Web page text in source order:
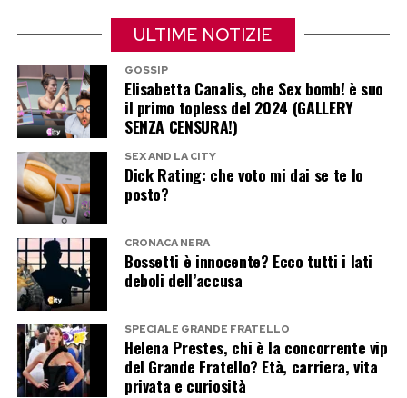
ULTIME NOTIZIE
GOSSIP
Elisabetta Canalis, che Sex bomb! è suo
il primo topless del 2024 (GALLERY
SENZA CENSURA!)
SEX AND LA CITY
Dick Rating: che voto mi dai se te lo
posto?
CRONACA NERA
Bossetti è innocente? Ecco tutti i lati
deboli dell’accusa
SPECIALE GRANDE FRATELLO
Helena Prestes, chi è la concorrente vip
del Grande Fratello? Età, carriera, vita
privata e curiosità